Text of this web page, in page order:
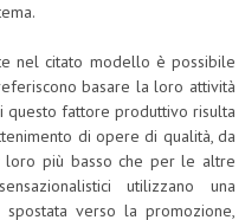
nel citato modello è possibile
basare la loro attività
questo fattore produttivo risulta
di opere di qualità, da
più basso che per le altre
utilizzano una
verso la promozione,